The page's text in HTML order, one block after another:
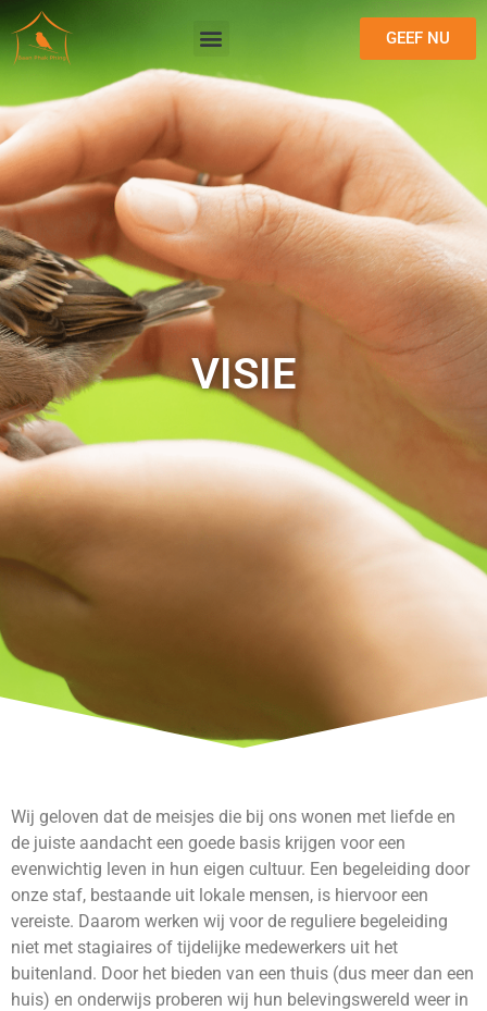
GEEF NU
VISIE
Wij geloven dat de meisjes die bij ons wonen met liefde en
de juiste aandacht een goede basis krijgen voor een
evenwichtig leven in hun eigen cultuur. Een begeleiding door
onze staf, bestaande uit lokale mensen, is hiervoor een
vereiste. Daarom werken wij voor de reguliere begeleiding
niet met stagiaires of tijdelijke medewerkers uit het
buitenland. Door het bieden van een thuis (dus meer dan een
huis) en onderwijs proberen wij hun belevingswereld weer in